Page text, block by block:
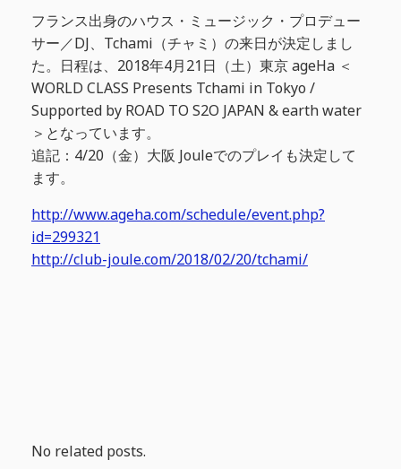
フランス出身のハウス・ミュージック・プロデュー
サー／DJ、Tchami（チャミ）の来日が決定しまし
た。日程は、2018年4月21日（土）東京 ageHa ＜
WORLD CLASS Presents Tchami in Tokyo /
Supported by ROAD TO S2O JAPAN & earth water
＞となっています。
追記：4/20（金）大阪 Jouleでのプレイも決定して
ます。
http://www.ageha.com/schedule/event.php?
id=299321
http://club-joule.com/2018/02/20/tchami/
No related posts.